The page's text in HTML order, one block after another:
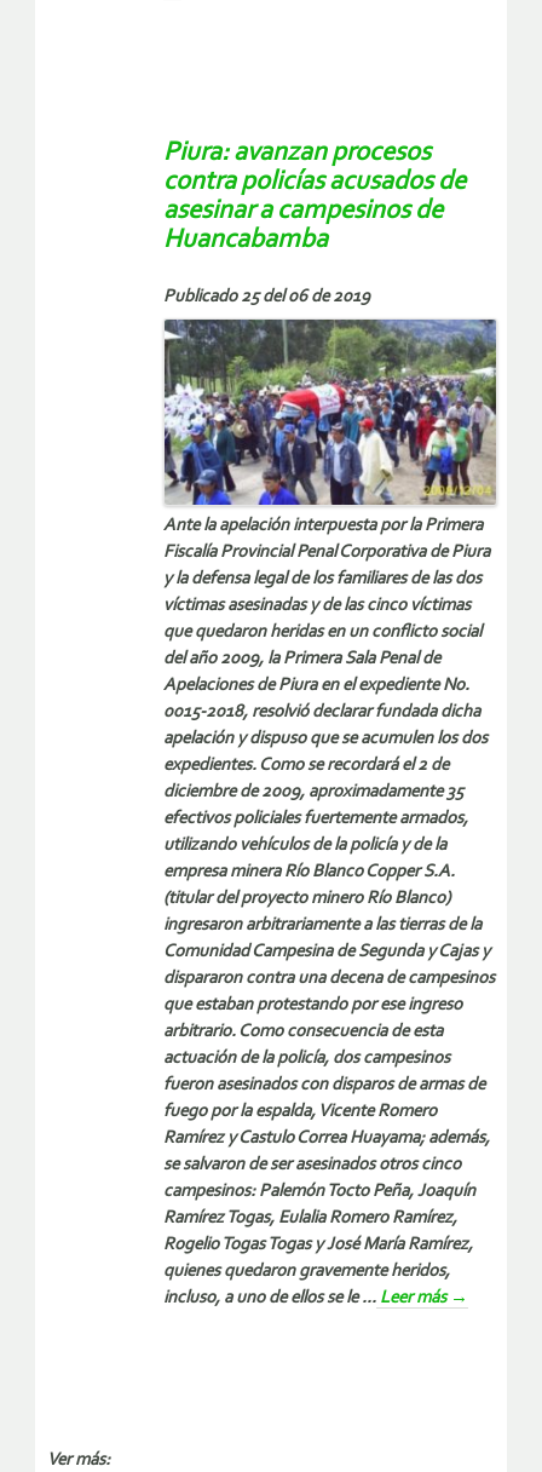
Piura: avanzan procesos
contra policías acusados de
asesinar a campesinos de
Huancabamba
Publicado 25 del 06 de 2019
Ante la apelación interpuesta por la Primera
Fiscalía Provincial Penal Corporativa de Piura
y la defensa legal de los familiares de las dos
víctimas asesinadas y de las cinco víctimas
que quedaron heridas en un conflicto social
del año 2009, la Primera Sala Penal de
Apelaciones de Piura en el expediente No.
0015-2018, resolvió declarar fundada dicha
apelación y dispuso que se acumulen los dos
expedientes. Como se recordará el 2 de
diciembre de 2009, aproximadamente 35
efectivos policiales fuertemente armados,
utilizando vehículos de la policía y de la
empresa minera Río Blanco Copper S.A.
(titular del proyecto minero Río Blanco)
ingresaron arbitrariamente a las tierras de la
Comunidad Campesina de Segunda y Cajas y
dispararon contra una decena de campesinos
que estaban protestando por ese ingreso
arbitrario. Como consecuencia de esta
actuación de la policía, dos campesinos
fueron asesinados con disparos de armas de
fuego por la espalda, Vicente Romero
Ramírez y Castulo Correa Huayama; además,
se salvaron de ser asesinados otros cinco
campesinos: Palemón Tocto Peña, Joaquín
Ramírez Togas, Eulalia Romero Ramírez,
Rogelio Togas Togas y José María Ramírez,
quienes quedaron gravemente heridos,
incluso, a uno de ellos se le ... Leer más →
Ver más: